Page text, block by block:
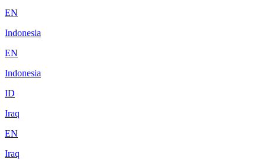
EN
Indonesia
EN
Indonesia
ID
Iraq
EN
Iraq